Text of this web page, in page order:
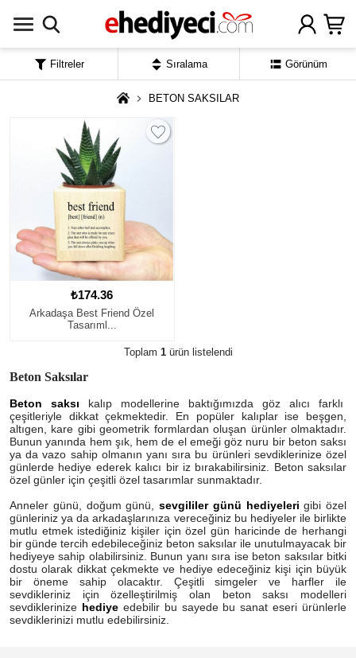
BETON SAKSILAR
₺174.36
Arkadaşa Best Friend Özel
Tasarıml...
Toplam 1ürün listelendi
Beton Saksılar
Beton saksı
kalıp modellerine baktığımızda göz alıcı farklı
çeşitleriyle dikkat çekmektedir. En popüler kalıplar ise beşgen,
altıgen, kare gibi geometrik formlardan oluşan ürünler olmaktadır.
Bunun yanında hem şık, hem de el emeği göz nuru bir beton saksı
ya da vazo sahip olmanın yanı sıra bu ürünleri sevdiklerinize özel
günlerde hediye ederek kalıcı bir iz bırakabilirsiniz. Beton saksılar
özel günler için çeşitli özel tasarımlar sunmaktadır.
Anneler günü, doğum günü, sevgililer günü hediyeleri gibi özel
günleriniz ya da arkadaşlarınıza vereceğiniz bu hediyeler ile birlikte
mutlu etmek istediğiniz kişiler için özel gün haricinde de herhangi
bir günde tercih edebileceğiniz beton saksılar ile unutulmayacak bir
hediyeye sahip olabilirsiniz. Bunun yanı sıra ise beton saksılar bitki
dostu olarak dikkat çekmekte ve hediye edeceğiniz kişi için büyük
bir öneme sahip olacaktır. Çeşitli simgeler ve harfler ile
sevdikleriniz için özelleştirilmiş olan beton saksı modelleri
sevdiklerinize hediye edebilir bu sayede bu sanat eseri ürünlerle
sevdiklerinizi mutlu edebilirsiniz.
Filtreler Sıralama Görünüm